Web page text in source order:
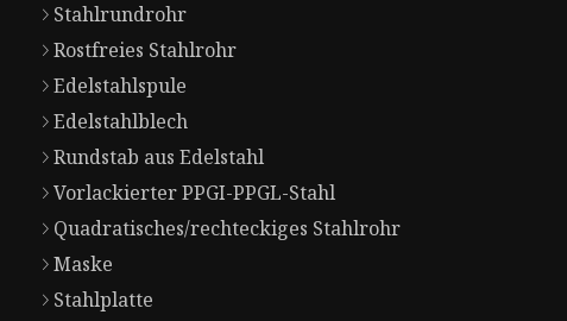
Stahlrundrohr
Rostfreies Stahlrohr
Edelstahlspule
Edelstahlblech
Rundstab aus Edelstahl
Vorlackierter PPGI-PPGL-Stahl
Quadratisches/rechteckiges Stahlrohr
Maske
Stahlplatte